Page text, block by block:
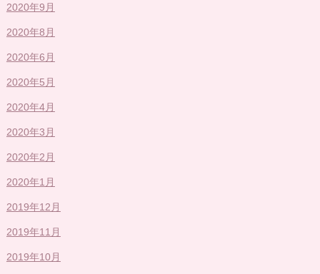
2020年9月
2020年8月
2020年6月
2020年5月
2020年4月
2020年3月
2020年2月
2020年1月
2019年12月
2019年11月
2019年10月